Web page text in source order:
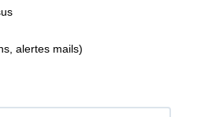
alertes mails)